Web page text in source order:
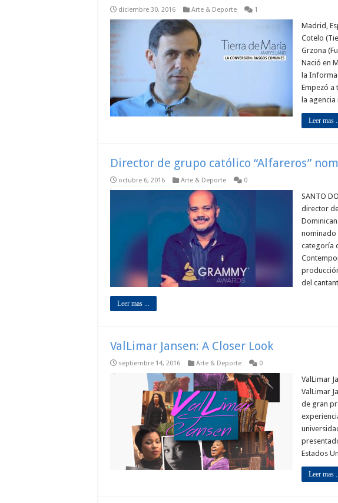
diciembre 30, 2016 Arte & Deporte 1
Madrid,
Cotelo
Grzona
Nació en
la
Empezó a
la
Leer mas
Director de grupo católico “Alfareros”
octubre 6, 2016 Arte & Deporte 0
SANTO
director
nominado
categoría
del
Leer mas ...
ValLimar Jansen: A Closer Look
septiembre 14, 2016 Arte & Deporte 0
ValLimar
ValLimar
de gran
Estados
Leer mas